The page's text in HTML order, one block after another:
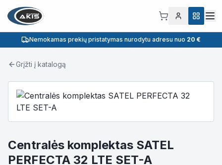
Nemokamas prekių pristatymas nurodytu adresu nuo 20 €
Grįžti į katalogą
Centralės komplektas SATEL
PERFECTA 32 LTE SET-A